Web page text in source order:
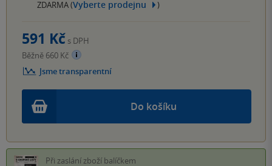
ZDARMA (Vyberte prodejnu )
Do košíku
591 Kč s DPH
Běžně 660 Kč
Jsme transparentní
Při zaslání zboží balíčkem